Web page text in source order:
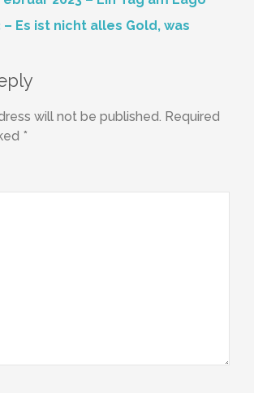
– Es ist nicht alles Gold, was
will not be published. Required
*